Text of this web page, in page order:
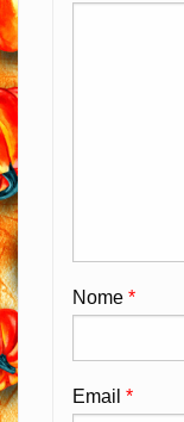
Nome *
Email *